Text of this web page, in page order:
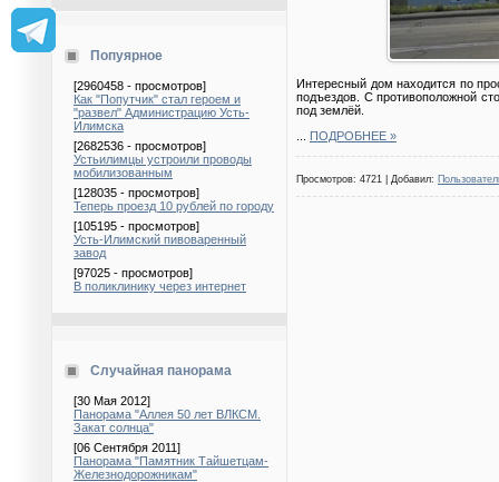
Попуярное
[2960458 - просмотров]
Как "Попутчик" стал героем и
"развел" Администрацию Усть-
Илимска
[2682536 - просмотров]
Устьилимцы устроили проводы
мобилизованным
[128035 - просмотров]
Теперь проезд 10 рублей по городу
[105195 - просмотров]
Усть-Илимский пивоваренный
завод
[97025 - просмотров]
В поликлинику через интернет
Случайная панорама
[30 Мая 2012]
Панорама "Аллея 50 лет ВЛКСМ.
Закат солнца"
[06 Сентября 2011]
Панорама "Памятник Тайшетцам-
Железнодорожникам"
Интересный дом находится по
подъездов. С противоположной
под землёй.
ПОДРОБНЕЕ »
Просмотров: 4721 | Добавил: